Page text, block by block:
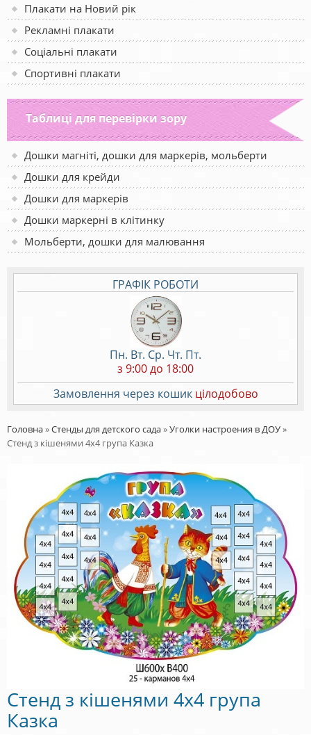
Плакати на Новий рік
Рекламні плакати
Соціальні плакати
Спортивні плакати
Таблиці для перевірки зору
Дошки магніті, дошки для маркерів, мольберти
Дошки для крейди
Дошки для маркерів
Дошки маркерні в клітинку
Мольберти, дошки для малювання
ГРАФІК РОБОТИ
Пн. Вт. Ср. Чт. Пт.
з 9:00 до 18:00
Замовлення через кошик цілодобово
Головна»Стенды для детского сада»Уголки настроения в ДОУ»
Стенд з кішенями 4х4 група Казка
Стенд з кішенями 4х4 група
Казка